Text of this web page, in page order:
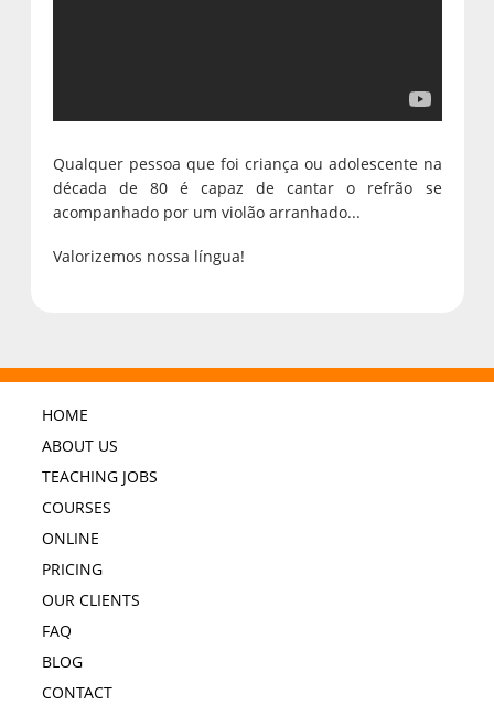
Qualquer pessoa que foi criança ou adolescente na
década de 80 é capaz de cantar o refrão se
acompanhado por um violão arranhado...
Valorizemos nossa língua!
HOME
ABOUT US
TEACHING JOBS
COURSES
ONLINE
PRICING
OUR CLIENTS
FAQ
BLOG
CONTACT